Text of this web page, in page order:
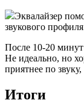
Эквалайзер
звукового
После 10-20 минут
Не идеально, но
приятнее по
Итоги